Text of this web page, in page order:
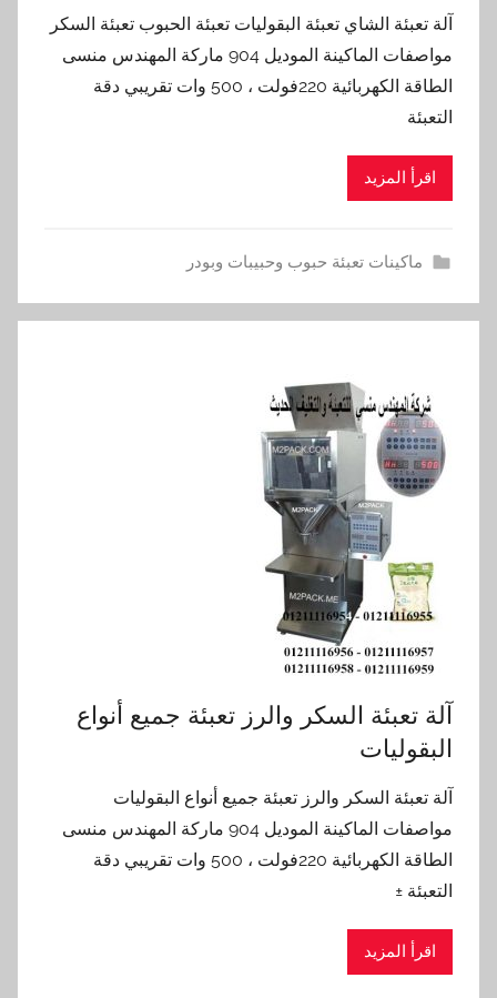
آلة تعبئة الشاي تعبئة البقوليات تعبئة الحبوب تعبئة السكر
مواصفات الماكينة الموديل 904 ماركة المهندس منسى
الطاقة الكهربائية 220فولت ، 500 وات تقريبي دقة
التعبئة
اقرأ المزيد
ماكينات تعبئة حبوب وحبيبات وبودر
آلة تعبئة السكر والرز تعبئة جميع أنواع
البقوليات
آلة تعبئة السكر والرز تعبئة جميع أنواع البقوليات
مواصفات الماكينة الموديل 904 ماركة المهندس منسى
الطاقة الكهربائية 220فولت ، 500 وات تقريبي دقة
التعبئة ±
اقرأ المزيد